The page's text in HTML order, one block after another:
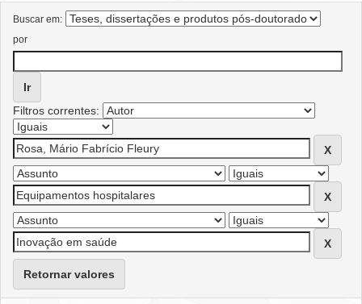
Buscar em:
por
Filtros correntes:
Retornar valores